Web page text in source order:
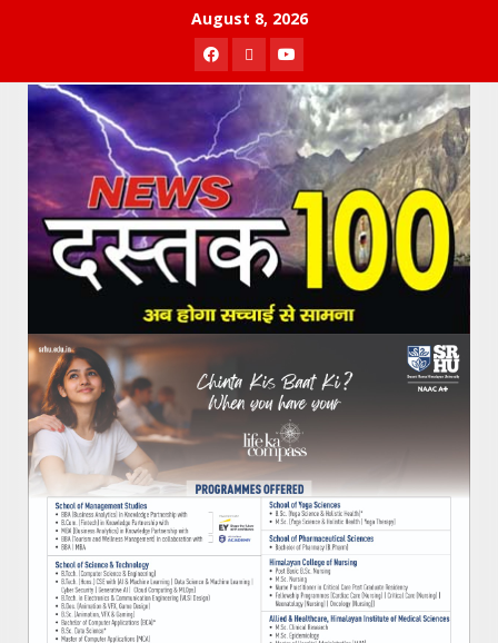
August 8, 2026
Facebook
TwitterYoutube